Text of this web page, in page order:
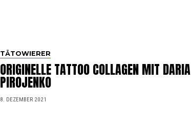
TÄTOWIERER
ORIGINELLE TATTOO COLLAGEN MIT DARIA
PIROJENKO
8. DEZEMBER 2021